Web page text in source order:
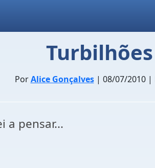
Turbilhões
PorAlice Gonçalves| 08/07/2010 |
a pensar...